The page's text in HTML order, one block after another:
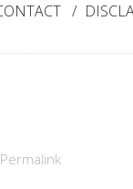
Permalink